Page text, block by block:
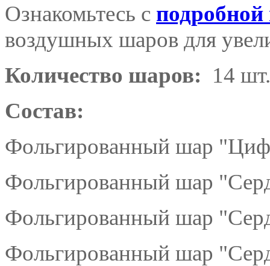
Ознакомьтесь с
воздушных шаров для
Количество шаров: 14 шт.
Состав:
Фольгированный шар
Фольгированный шар
Фольгированный шар
Фольгированный шар